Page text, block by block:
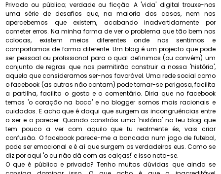
Privado ou público; verdade ou ficção. A 'vida' digital trouxe-nos
uma série de desafios que, na maioria dos casos, nem nos
apercebemos que existem, acabando inadvertidamente por
cometer erros. Na minha forma de ver o problema que tão bem nos
colocas, existem meios diferentes onde nos sentimos e
comportamos de forma diferente. Um blog é um projecto que pode
ser pessoal ou profissional para o qual definimos (ou convém) um
conjunto de regras que nos permitirão construir a nossa 'história',
aquela que consideramos ser-nos favorável. Uma rede social como
o facebook (as outras não contam) pode tornar-se perigosa, facilita
a partilha, facilita o gosto e o comentário. Diria que no facebook
temos 'o coração na boca' e no blogger somos mais racionais e
cuidados. E acho que é daqui que surgem as incongruências entre
o ser e o parecer. Quando constróis uma 'história' no teu blog que
tem pouco a ver com aquilo que tu realmente és, vais criar
confusão. O facebook parece-me a bancada num jogo de futebol,
pode ser emocional e é aí que surgem os verdadeiros eus. Como se
diz por aqui 'o cu não dá com as calças!' e isso nota-se.
O que é público e privado? Tenho muitas dúvidas que ainda se